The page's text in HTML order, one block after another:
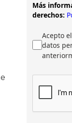
Más
derechos:
Acepto
datos